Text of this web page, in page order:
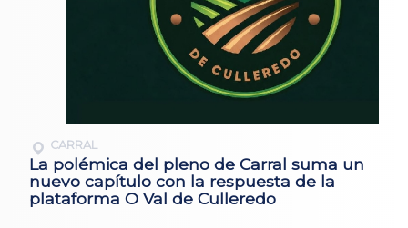
CARRAL
La polémica del pleno de Carral suma un
nuevo capítulo con la respuesta de la
plataforma O Val de Culleredo